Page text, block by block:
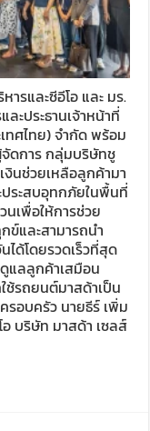
รและซีอีโอ และ มร.
ละประธานเจ้าหน้าที่
ทศไทย) จำกัด พร้อม
ดการ กลุ่มบริษัทชู
นช่วยเหลือลูกค้ามา
ระสบอุทกภัยในพื้นที่
เพื่อให้การช่วย
ข์และสามารถนำ
ได้โดยรวดเร็วที่สุด
แลลูกค้าเสมือน
รถยนต์มาสด้าเป็น
รอบครัว นายธีร์ เพิ่ม
บริษัท มาสด้า เซลส์